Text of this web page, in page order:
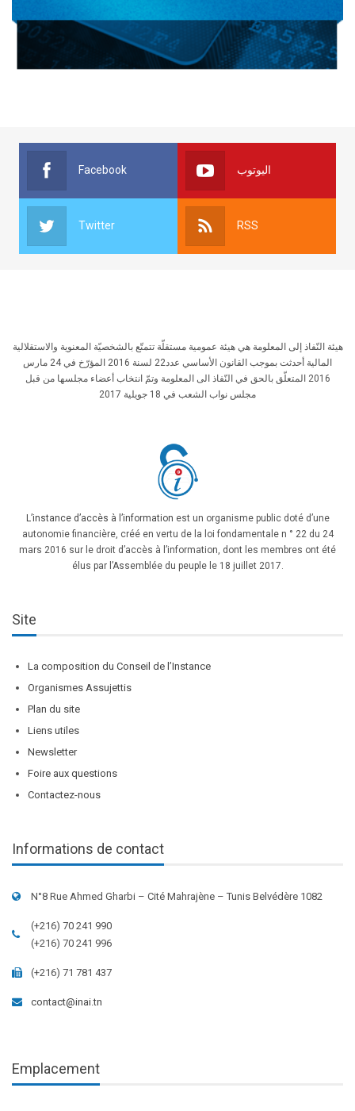
Facebook اليوتوب
Twitter RSS
هيئة النّفاذ إلى المعلومة هي هيئة عمومية مستقلّة تتمتّع بالشخصيّة المعنوية والاستقلالية
المالية أحدثت بموجب القانون الأساسي عدد22 لسنة 2016 المؤرّخ في 24 مارس
2016 المتعلّق بالحق في النّفاذ الى المعلومة وتمّ انتخاب أعضاء مجلسها من قبل
مجلس نواب الشعب في 18 جويلية 2017
L’instance d’accès à l’information est un organisme public doté d’une
autonomie financière, créé en vertu de la loi fondamentale n ° 22 du 24
mars 2016 sur le droit d’accès à l’information, dont les membres ont été
élus par l’Assemblée du peuple le 18 juillet 2017.
Site
La composition du Conseil de l’Instance
Organismes Assujettis
Plan du site
Liens utiles
Newsletter
Foire aux questions
Contactez-nous
Informations de contact
N°8 Rue Ahmed Gharbi – Cité Mahrajène – Tunis Belvédère 1082
(+216) 70 241 990
(+216) 70 241 996
(+216) 71 781 437
contact@inai.tn
Emplacement